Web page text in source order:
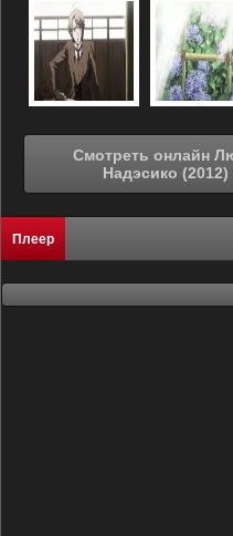
Смотреть онлайн Любовный дневник Отомэ
Плеер